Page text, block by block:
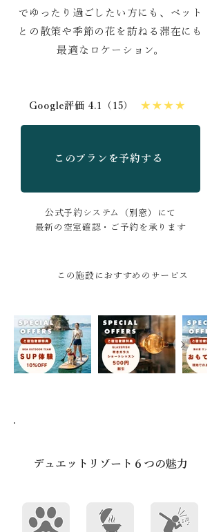
でゆったり過ごしたい方にも、ペット
との散策や季節の花を訪ねる滞在にも
最適なロケーション。
Google評価 4.1（15）
このプランを予約する
公式予約システム（別窓）にて
最新の空室確認・ご予約を承ります
この施設におすすめのサービス
デュエットリゾート６つの魅力